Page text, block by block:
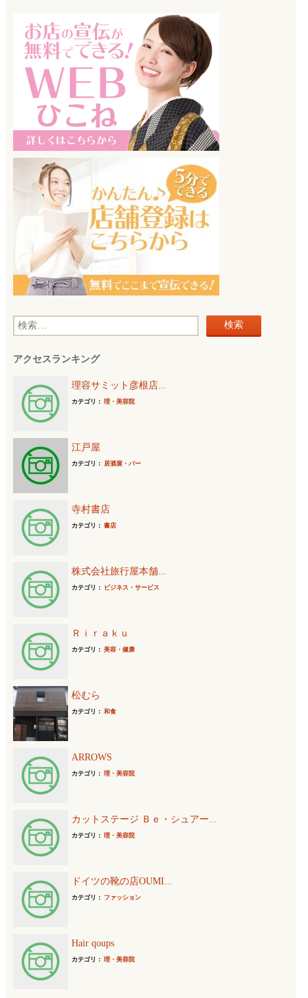
検
:アクセスランキング
理容サミット彦根店...
カテゴリ： 理・美容院
江戸屋
カテゴリ： 居酒屋・バー
寺村書店
カテゴリ： 書店
株式会社旅行屋本舗...
カテゴリ： ビジネス・サービス
Ｒｉｒａｋｕ
カテゴリ： 美容・健康
松むら
カテゴリ： 和食
ARROWS
カテゴリ： 理・美容院
カットステージ Ｂｅ・シュアー...
カテゴリ： 理・美容院
ドイツの靴の店OUMI...
カテゴリ： ファッション
Hair qoups
カテゴリ： 理・美容院